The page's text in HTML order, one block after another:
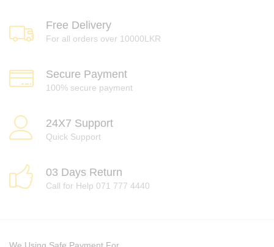
Free Delivery
For all orders over 10000LKR
Secure Payment
100% secure payment
24X7 Support
Quick Support
03 Days Return
Call for Help 071 777 4440
We Using Safe Payment For